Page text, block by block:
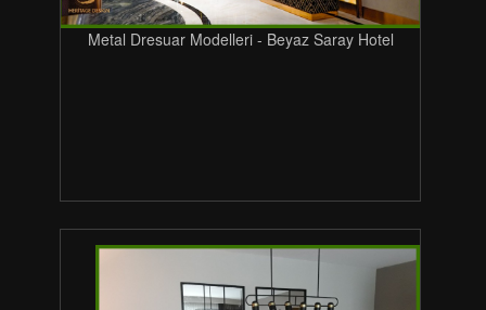
Metal Dresuar Modelleri - Beyaz Saray Hotel